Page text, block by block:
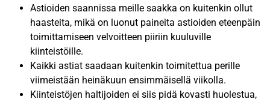
Astioiden saannissa meille saakka on kuitenkin ollut
haasteita, mikä on luonut paineita astioiden eteenpäin
toimittamiseen velvoitteen piiriin kuuluville
kiinteistöille.
Kaikki astiat saadaan kuitenkin toimitettua perille
viimeistään heinäkuun ensimmäisellä viikolla.
Kiinteistöjen haltijoiden ei siis pidä kovasti huolestua,